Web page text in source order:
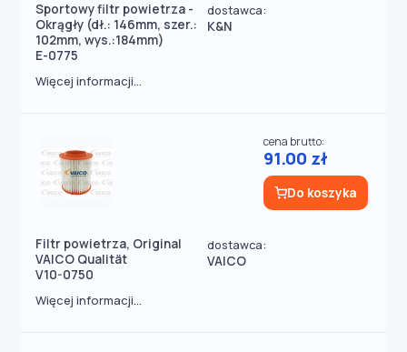
Sportowy filtr powietrza -
Okrągły (dł.: 146mm, szer.:
102mm, wys.:184mm)
E-0775
dostawca:
K&N
Więcej informacji...
Filtr powietrza, Original
VAICO Qualität
V10-0750
dostawca:
VAICO
cena brutto:
91.00 zł
Do koszyka
Więcej informacji...